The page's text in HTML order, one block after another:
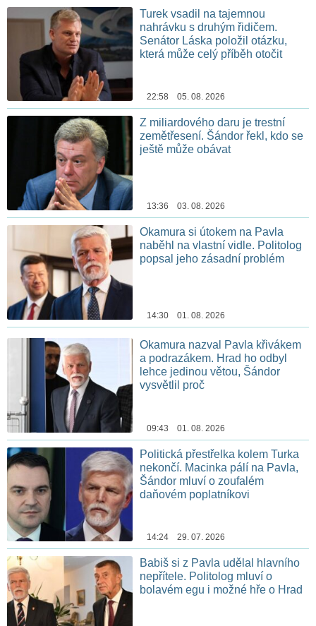
Turek vsadil na tajemnou
nahrávku s druhým řidičem.
Senátor Láska položil otázku,
která může celý příběh otočit
22:58 05. 08. 2026
Z miliardového daru je trestní
zemětřesení. Šándor řekl, kdo se
ještě může obávat
13:36 03. 08. 2026
Okamura si útokem na Pavla
naběhl na vlastní vidle. Politolog
popsal jeho zásadní problém
14:30 01. 08. 2026
Okamura nazval Pavla křivákem
a podrazákem. Hrad ho odbyl
lehce jedinou větou, Šándor
vysvětlil proč
09:43 01. 08. 2026
Politická přestřelka kolem Turka
nekončí. Macinka pálí na Pavla,
Šándor mluví o zoufalém
daňovém poplatníkovi
14:24 29. 07. 2026
Babiš si z Pavla udělal hlavního
nepřítele. Politolog mluví o
bolavém egu i možné hře o Hrad